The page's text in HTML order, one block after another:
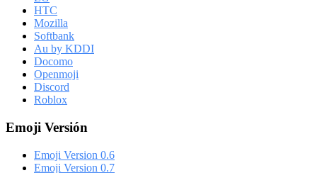
HTC
Mozilla
Softbank
Au by KDDI
Docomo
Openmoji
Discord
Roblox
Emoji Versión
Emoji Version 0.6
Emoji Version 0.7